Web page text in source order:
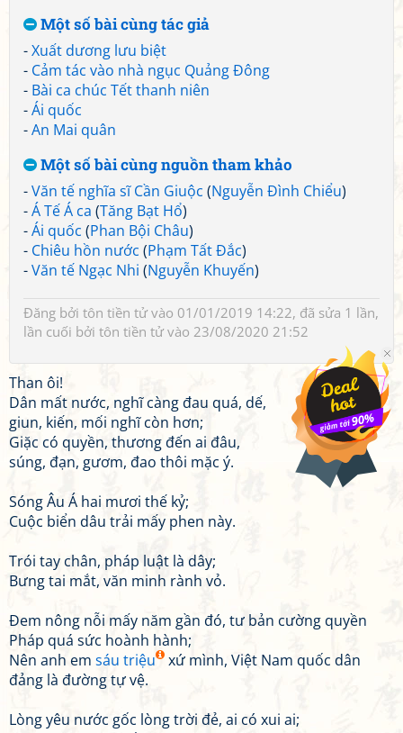
Một số bài cùng tác giả
-Xuất dương lưu biệt
- Cảm tác vào nhà ngục Quảng Đông
- Bài ca chúc Tết thanh niên
-Ái quốc
-An Mai quân
Một số bài cùng nguồn tham khảo
-Văn tế nghĩa sĩ Cần Giuộc (Nguyễn Đình Chiểu)
-Á Tế Á ca (Tăng Bạt Hổ)
-Ái quốc (Phan Bội Châu)
- Chiêu hồn nước (Phạm Tất Đắc)
-Văn tế Ngạc Nhi (Nguyễn Khuyến)
Đăng bởi tôn tiền tửvào 01/01/2019 14:22, đã sửa 1 lần,
lần cuối bởi tôn tiền tửvào 23/08/2020 21:52
Than ôi!
Dân mất nước, nghĩ càng đau quá, dế,
giun, kiến, mối nghĩ còn hơn;
Giặc có quyền, thương đến ai đâu,
súng, đạn, gươm, đao thôi mặc ý.
Sóng Âu Á hai mươi thế kỷ;
Cuộc biển dâu trải mấy phen này.
Trói tay chân, pháp luật là dây;
Bưng tai mắt, văn minh rành vỏ.
Đem nông nỗi mấy năm gần đó, tư bản cường quyền
Pháp quá sức hoành hành;
Nên anh em sáu triệu
xứ mình, Việt Nam quốc dân
đảng là đường tự vệ.
Lòng yêu nước gốc lòng trời đẻ, ai có xui ai;